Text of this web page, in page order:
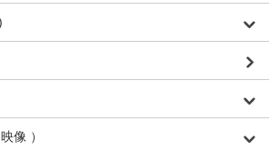
像 ）